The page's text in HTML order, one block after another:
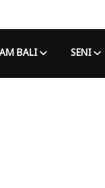
BALI SENI